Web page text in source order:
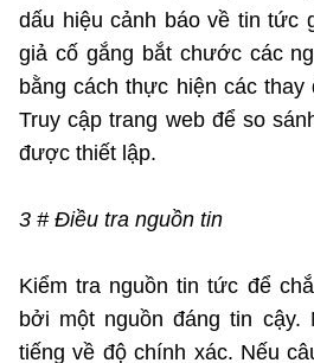
dấu hiệu cảnh báo về tin tức
giả cố gắng bắt chước các
bằng cách thực hiện các
Truy cập trang web để so
được thiết lập.
3 # Điều tra nguồn tin
Kiểm tra nguồn tin tức để
bởi một nguồn đáng tin cậy.
tiếng về độ chính xác. Nếu